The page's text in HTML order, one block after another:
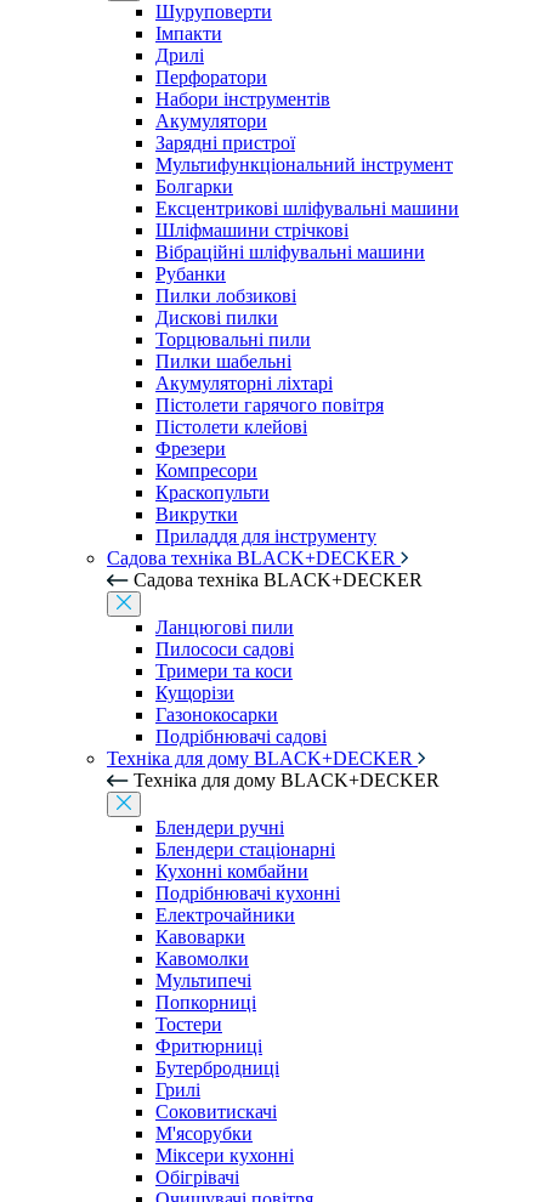
Шуруповерти
Імпакти
Дрилі
Перфоратори
Набори інструментів
Акумулятори
Зарядні пристрої
Мультифункціональний інструмент
Болгарки
Ексцентрикові шліфувальні машини
Шліфмашини стрічкові
Вібраційні шліфувальні машини
Рубанки
Пилки лобзикові
Дискові пилки
Торцювальні пили
Пилки шабельні
Акумуляторні ліхтарі
Пістолети гарячого повітря
Пістолети клейові
Фрезери
Компресори
Краскопульти
Викрутки
Приладдя для інструменту
Садова техніка BLACK+DECKER
Садова техніка BLACK+DECKER
Ланцюгові пили
Пилососи садові
Тримери та коси
Кущорізи
Газонокосарки
Подрібнювачі садові
Техніка для дому BLACK+DECKER
Техніка для дому BLACK+DECKER
Блендери ручні
Блендери стаціонарні
Кухонні комбайни
Подрібнювачі кухонні
Електрочайники
Кавоварки
Кавомолки
Мультипечі
Попкорниці
Тостери
Фритюрниці
Бутербродниці
Грилі
Соковитискачі
М'ясорубки
Міксери кухонні
Обігрівачі